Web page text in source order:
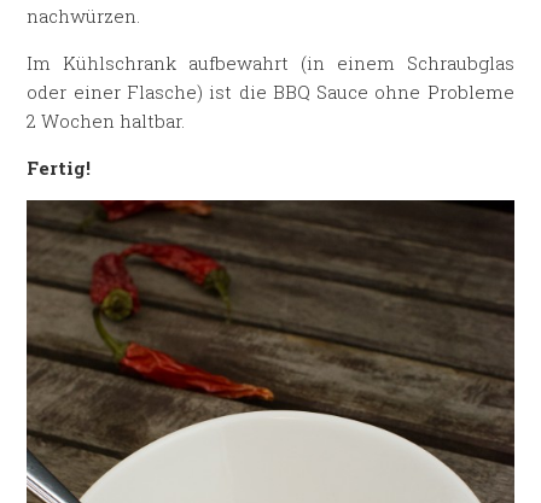
nachwürzen.
Im Kühlschrank aufbewahrt (in einem Schraubglas
oder einer Flasche) ist die BBQ Sauce ohne Probleme
2 Wochen haltbar.
Fertig!